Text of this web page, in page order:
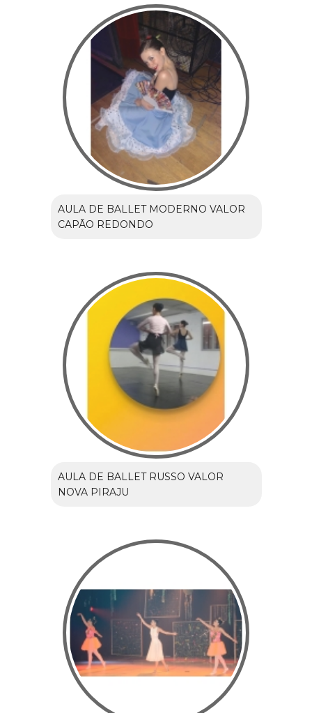
AULA DE BALLET MODERNO VALOR
CAPÃO REDONDO
AULA DE BALLET RUSSO VALOR
NOVA PIRAJU